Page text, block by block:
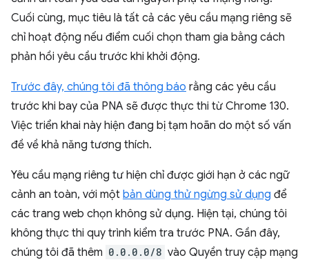
Cuối cùng, mục tiêu là tất cả các yêu cầu mạng riêng sẽ
chỉ hoạt động nếu điểm cuối chọn tham gia bằng cách
phản hồi yêu cầu trước khi khởi động.
Trước đây, chúng tôi đã thông báo rằng các yêu cầu
trước khi bay của PNA sẽ được thực thi từ Chrome 130.
Việc triển khai này hiện đang bị tạm hoãn do một số vấn
đề về khả năng tương thích.
Yêu cầu mạng riêng tư hiện chỉ được giới hạn ở các ngữ
cảnh an toàn, với một bản dùng thử ngừng sử dụng để
các trang web chọn không sử dụng. Hiện tại, chúng tôi
không thực thi quy trình kiểm tra trước PNA. Gần đây,
chúng tôi đã thêm 0.0.0.0/8 vào Quyền truy cập mạng